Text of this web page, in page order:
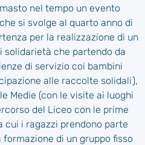
nel tempo un evento
si svolge al quarto anno di
per la realizzazione di un
che partendo da
di servizio coi bambini
alle raccolte solidali),
Medie (con le visite ai luoghi
del Liceo con le prime
i ragazzi prendono parte
di un gruppo fisso